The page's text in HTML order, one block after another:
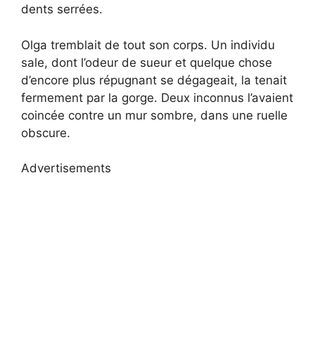
dents serrées.
Olga tremblait de tout son corps. Un individu
sale, dont l’odeur de sueur et quelque chose
d’encore plus répugnant se dégageait, la tenait
fermement par la gorge. Deux inconnus l’avaient
coincée contre un mur sombre, dans une ruelle
obscure.
Advertisements